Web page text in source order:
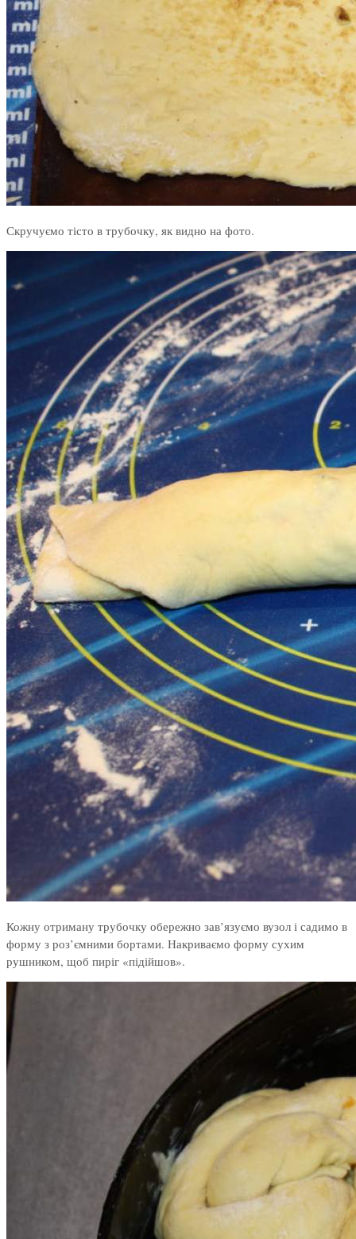
Скручуємо тісто в трубочку, як видно на фото.
Кожну отриману трубочку обережно зав’язуємо вузол і садимо в
форму з роз’ємними бортами. Накриваємо форму сухим
рушником, щоб пиріг «підійшов».